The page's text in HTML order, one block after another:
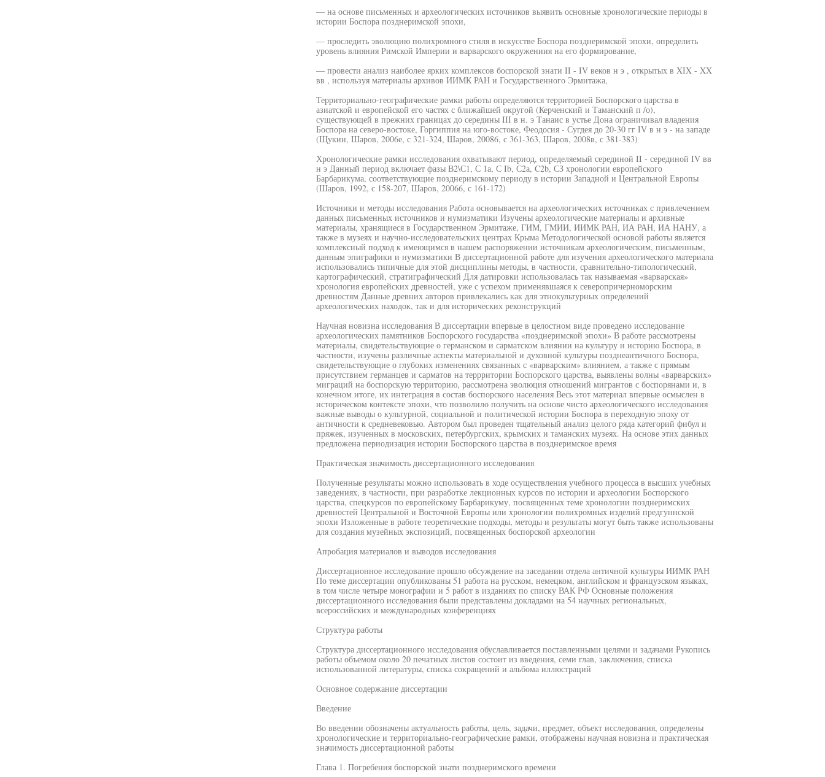
— на основе письменных и археологических источников выявить основные хронологические периоды в
истории Боспора позднеримской эпохи,
— проследить эволюцию полихромного стиля в искусстве Боспора позднеримской эпохи, определить
уровень влияния Римской Империи и варварского окружениия на его формирование,
— провести анализ наиболее ярких комплексов боспорской знати II - IV веков н э , открытых в XIX - XX
вв , используя материалы архивов ИИМК РАН и Государственного Эрмитажа,
Территориально-географические рамки работы определяются территорией Боспорского царства в
азиатской и европейской его частях с ближайшей округой (Керченский и Таманский п /о),
существующей в прежних границах до середины III в н. э Танаис в устье Дона ограничивал владения
Боспора на северо-востоке, Горгиппия на юго-востоке, Феодосия - Сугдея до 20-30 гг IV в н э - на западе
(Щукин, Шаров, 2006е, с 321-324, Шаров, 20086, с 361-363, Шаров, 2008в, с 381-383)
Хронологические рамки исследования охватывают период, определяемый серединой II - серединой IV вв
н э Данный период включает фазы В2\С1, С 1а, С Ib, С2а, C2b, СЗ хронологии европейского
Барбарикума, соответствующие позднеримскому периоду в истории Западной и Центральной Европы
(Шаров, 1992, с 158-207, Шаров, 20066, с 161-172)
Источники и методы исследования Работа основывается на археологических источниках с привлечением
данных письменных источников и нумизматики Изучены археологические материалы и архивные
материалы, хранящиеся в Государственном Эрмитаже, ГИМ, ГМИИ, ИИМК РАН, ИА РАН, ИА НАНУ, а
также в музеях и научно-исследовательских центрах Крыма Методологической основой работы является
комплексный подход к имеющимся в нашем распоряжении источникам археологическим, письменным,
данным эпиграфики и нумизматики В диссертационной работе для изучения археологического материала
использовались типичные для этой дисциплины методы, в частности, сравнительно-типологический,
картографический, стратиграфический Для датировки использовалась так называемая «варварская»
хронология европейских древностей, уже с успехом применявшаяся к северопричерноморским
древностям Данные древних авторов привлекались как для этнокультурных определений
археологических находок, так и для исторических реконструкций
Научная новизна исследования В диссертации впервые в целостном виде проведено исследование
археологических памятников Боспорского государства «позднеримской эпохи» В работе рассмотрены
материалы, свидетельствующие о германском и сарматском влиянии на культуру и историю Боспора, в
частности, изучены различные аспекты материальной и духовной культуры позднеантичного Боспора,
свидетельствующие о глубоких изменениях связанных с «варварским» влиянием, а также с прямым
присутствием германцев и сарматов на террритории Боспорского царства, выявлены волны «варварских»
миграций на боспорскую территорию, рассмотрена эволюция отношений мигрантов с боспорянами и, в
конечном итоге, их интеграция в состав боспорского населения Весь этот материал впервые осмыслен в
историческом контексте эпохи, что позволило получить на основе чисто археологического исследования
важные выводы о культурной, социальной и политической истории Боспора в переходную эпоху от
античности к средневековью. Автором был проведен тщательный анализ целого ряда категорий фибул и
пряжек, изученных в московских, петербургских, крымских и таманских музеях. На основе этих данных
предложена периодизация истории Боспорского царства в позднеримское время
Практическая значимость диссертационного исследования
Полученные результаты можно использовать в ходе осуществления учебного процесса в высших учебных
заведениях, в частности, при разработке лекционных курсов по истории и археологии Боспорского
царства, спецкурсов по европейскому Барбарикуму, посвященных теме хронологии позднеримских
древностей Центральной и Восточной Европы или хронологии полихромных изделий предгуннской
эпохи Изложенные в работе теоретические подходы, методы и результаты могут быть также использованы
для создания музейных экспозиций, посвященных боспорской археологии
Апробация материалов и выводов исследования
Диссертационное исследование прошло обсуждение на заседании отдела античной культуры ИИМК РАН
По теме диссертации опубликованы 51 работа на русском, немецком, английском и французском языках,
в том числе четыре монографии и 5 работ в изданиях по списку ВАК РФ Основные положения
диссертационного исследования были представлены докладами на 54 научных региональных,
всероссийских и международных конференциях
Структура работы
Структура диссертационного исследования обуславливается поставленными целями и задачами Рукопись
работы объемом около 20 печатных листов состоит из введения, семи глав, заключения, списка
использованной литературы, списка сокращений и альбома иллюстраций
Основное содержание диссертации
Введение
Во введении обозначены актуальность работы, цель, задачи, предмет, объект исследования, определены
хронологические и территориально-географические рамки, отображены научная новизна и практическая
значимость диссертационной работы
Глава 1. Погребения боспорской знати позднеримского времени